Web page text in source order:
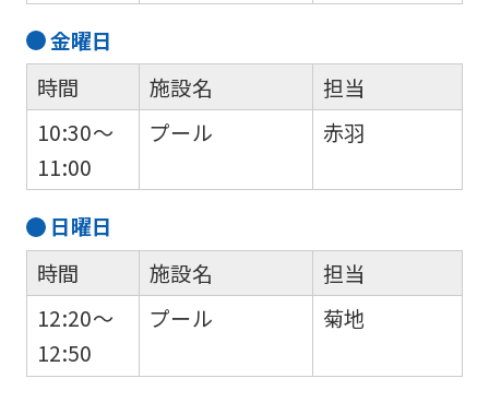
金曜日
時間
10:30～
11:00
施設名
プール
担当
赤羽
日曜日
時間
12:20～
12:50
施設名
プール
担当
菊地
if
automatic
the
Japanese
version